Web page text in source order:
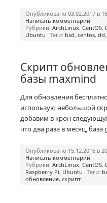
Опубликовано 03.02.2017 в
Написать комментарий
Рубрики: ArchLinux, CentOS,
Ubuntu · Теги: bsd, centos, dd,
Скрипт
базы maxmind
Для обновления
использую небольшой
добавим в крон
что два раза в месяц, база
Опубликовано 15.12.2016 в
Написать комментарий
Рубрики: ArchLinux, CentOS,
Raspberry Pi, Ubuntu · Теги:
обновление, скрипт